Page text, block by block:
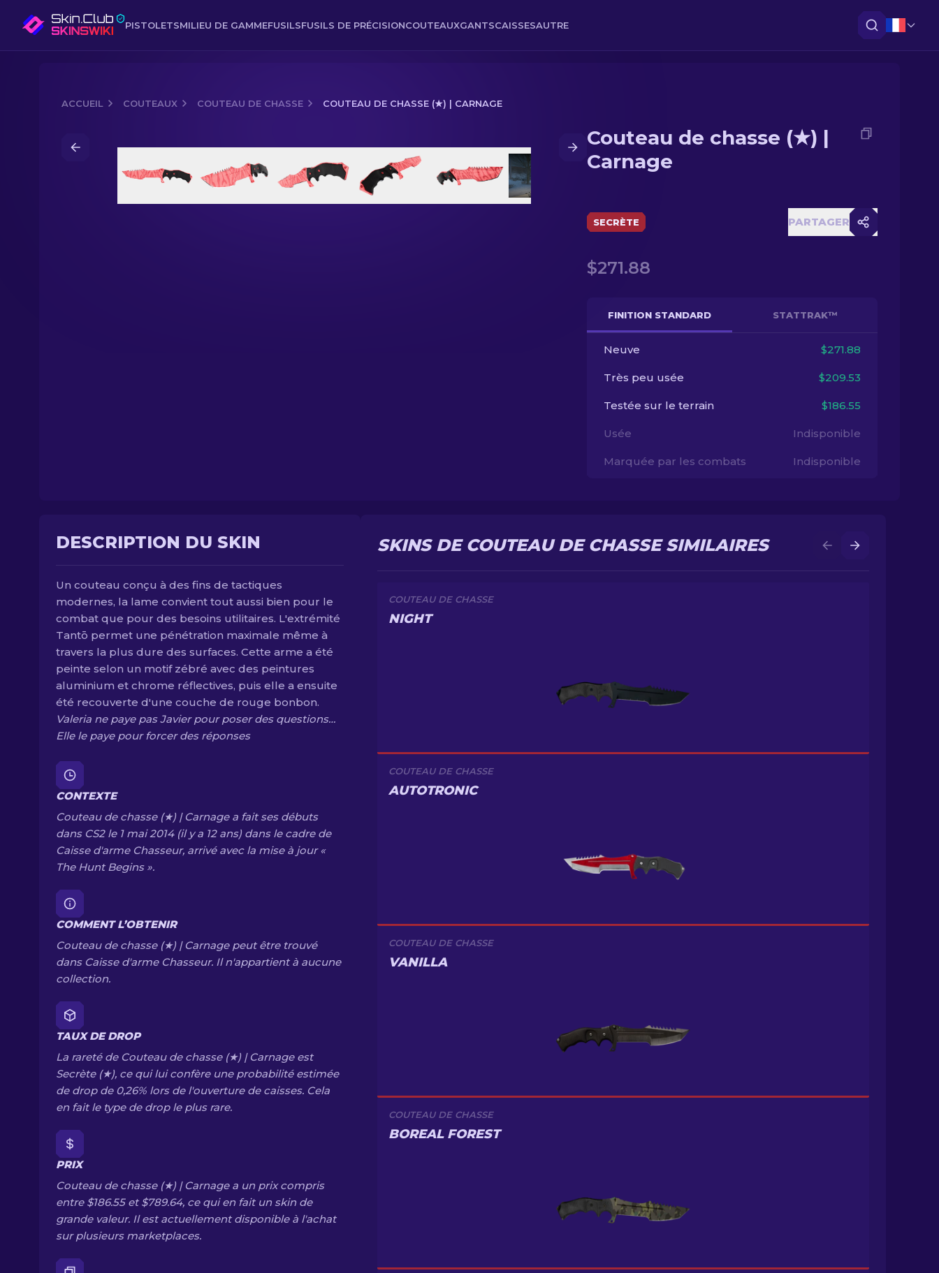
PISTOLETSMILIEU DE GAMMEFUSILSFUSILS DE PRÉCISIONCOUTEAUXGANTSCAISSESAUTRE
ACCUEIL COUTEAUX COUTEAU DE CHASSE COUTEAU DE CHASSE (★) | CARNAGE
Couteau de chasse (★) |
Carnage
SECRÈTE PARTAGER
$271.88
FINITION STANDARD STATTRAK™
Neuve $271.88
Très peu usée $209.53
Testée sur le terrain $186.55
Usée Indisponible
Marquée par les combats Indisponible
DESCRIPTION DU SKIN
Un couteau conçu à des fins de tactiques
modernes, la lame convient tout aussi bien pour le
combat que pour des besoins utilitaires. L'extrémité
Tantō permet une pénétration maximale même à
travers la plus dure des surfaces. Cette arme a été
peinte selon un motif zébré avec des peintures
aluminium et chrome réflectives, puis elle a ensuite
été recouverte d'une couche de rouge bonbon.
Valeria ne paye pas Javier pour poser des questions…
Elle le paye pour forcer des réponses
CONTEXTE
Couteau de chasse (★) | Carnage a fait ses débuts
dans CS2 le 1 mai 2014 (il y a 12 ans) dans le cadre de
Caisse d'arme Chasseur, arrivé avec la mise à jour «
The Hunt Begins ».
COMMENT L’OBTENIR
Couteau de chasse (★) | Carnage peut être trouvé
dans Caisse d'arme Chasseur. Il n'appartient à aucune
collection.
TAUX DE DROP
La rareté de Couteau de chasse (★) | Carnage est
Secrète (★), ce qui lui confère une probabilité estimée
de drop de 0,26% lors de l'ouverture de caisses. Cela
en fait le type de drop le plus rare.
PRIX
Couteau de chasse (★) | Carnage a un prix compris
entre $186.55 et $789.64, ce qui en fait un skin de
grande valeur. Il est actuellement disponible à l'achat
sur plusieurs marketplaces.
SKINS DE COUTEAU DE CHASSE SIMILAIRES
COUTEAU DE CHASSE
NIGHT
COUTEAU DE CHASSE
AUTOTRONIC
COUTEAU DE CHASSE
VANILLA
COUTEAU DE CHASSE
BOREAL FOREST